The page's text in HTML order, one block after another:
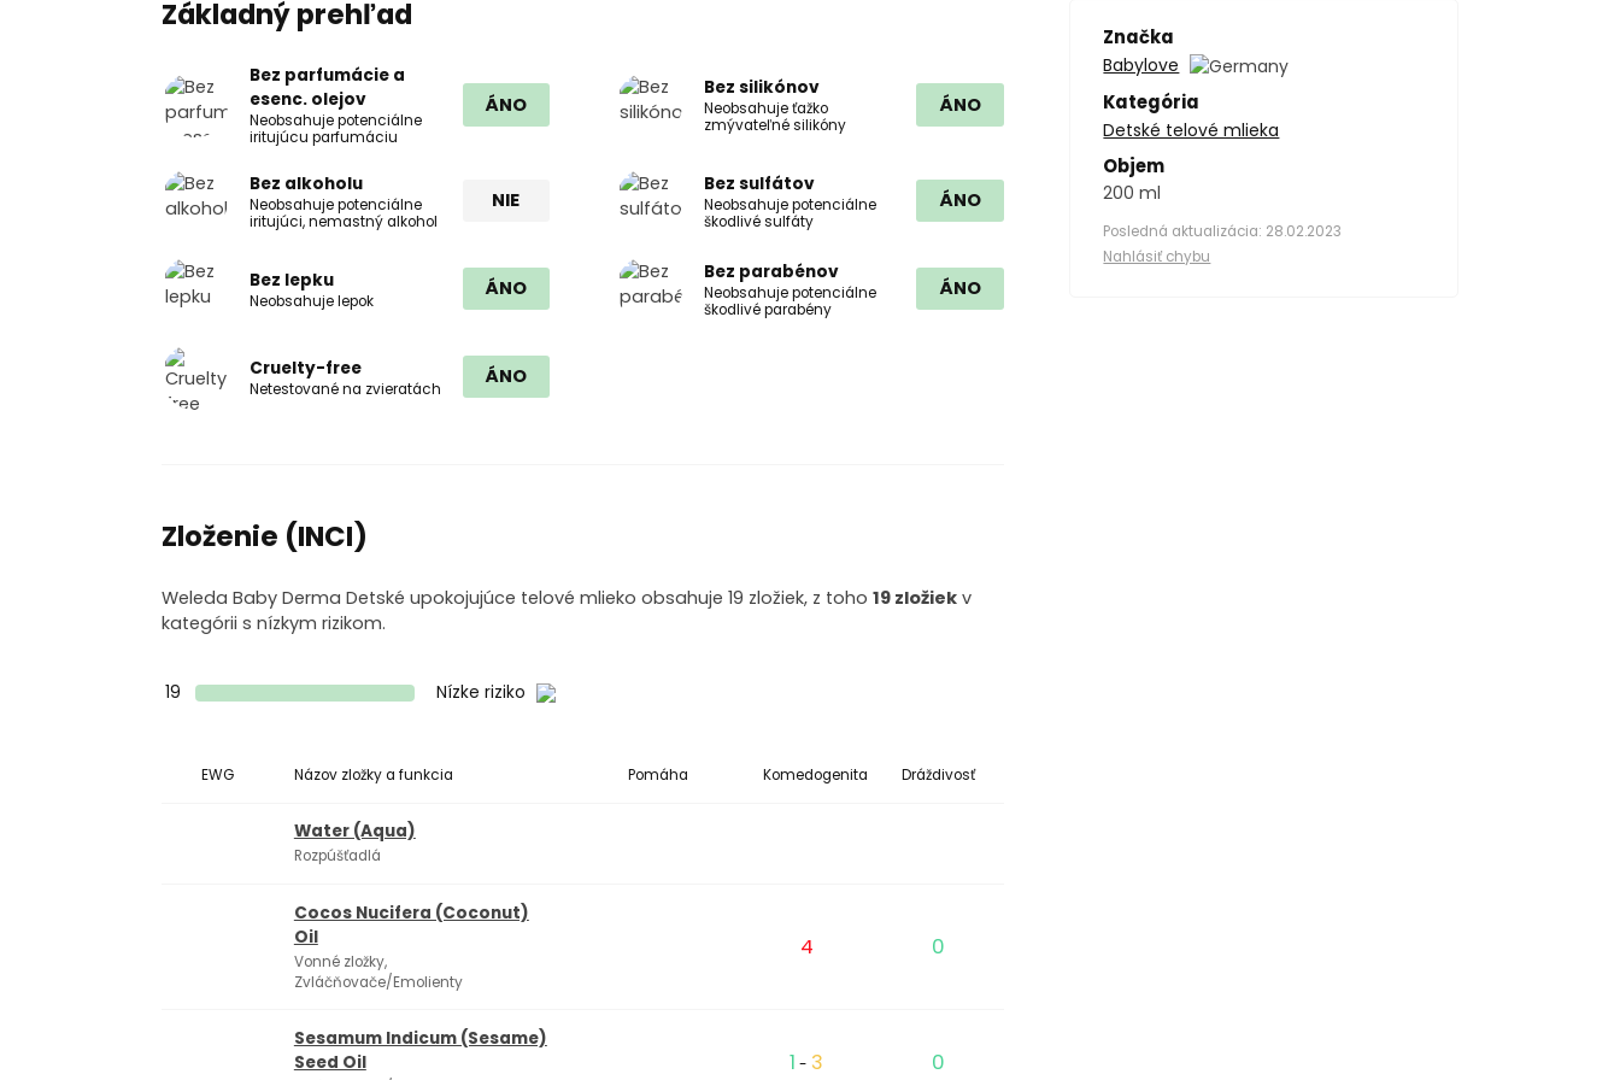
Základný prehľad
Bez parfumácie a
esenc. olejov
Neobsahuje potenciálne
iritujúcu parfumáciu
ÁNO
Bez silikónov
Neobsahuje ťažko
zmývateľné silikóny
ÁNO
Bez alkoholu
Neobsahuje potenciálne
iritujúci, nemastný alkohol
NIE
Bez sulfátov
Neobsahuje potenciálne
škodlivé sulfáty
ÁNO
Bez lepku
Neobsahuje lepok
ÁNO
Bez parabénov
Neobsahuje potenciálne
škodlivé parabény
ÁNO
Cruelty-free
Netestované na zvieratách
ÁNO
Zloženie (INCI)
Weleda Baby Derma Detské upokojujúce telové mlieko obsahuje 19 zložiek, z toho19 zložiek v
kategórii s nízkym rizikom.
19 Nízke riziko
EWG Názov zložky a funkcia Pomáha Komedogenita Dráždivosť
Water (Aqua)
Rozpúšťadlá
Cocos Nucifera (Coconut)
Oil
Vonné zložky,
Zvláčňovače/Emolienty
4 0
Sesamum Indicum (Sesame)
Seed Oil
1 - 3 0
Značka
Babylove
Kategória
Detské telové mlieka
Objem
200 ml
Posledná aktualizácia: 28.02.2023
Nahlásiť chybu